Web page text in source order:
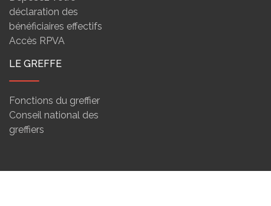
déclaration des
bénéficiaires effectifs
Accès RPVA
LE GREFFE
Fonctions du greffier
Conseil national des
greffiers